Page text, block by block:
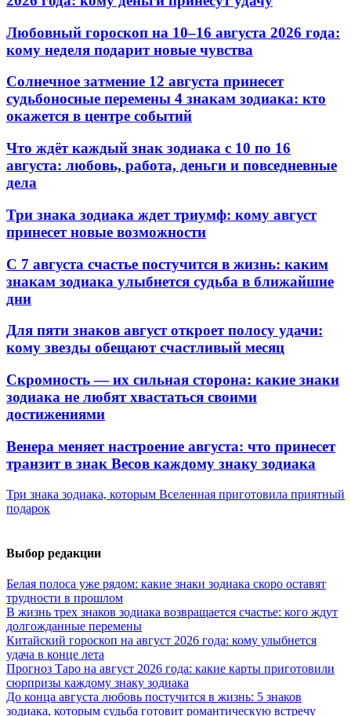
Любовный гороскоп на 10–16 августа 2026 года:
кому неделя подарит новые чувства
Солнечное затмение 12 августа принесет
судьбоносные перемены 4 знакам зодиака: кто
окажется в центре событий
Что ждёт каждый знак зодиака с 10 по 16
августа: любовь, работа, деньги и повседневные
дела
Три знака зодиака ждет триумф: кому август
принесет новые возможности
С 7 августа счастье постучится в жизнь: каким
знакам зодиака улыбнется судьба в ближайшие
дни
Для пяти знаков август откроет полосу удачи:
кому звезды обещают счастливый месяц
Скромность — их сильная сторона: какие знаки
зодиака не любят хвастаться своими
достижениями
Венера меняет настроение августа: что принесет
транзит в знак Весов каждому знаку зодиака
Три знака зодиака, которым Вселенная приготовила приятный
подарок
Выбор редакции
Белая полоса уже рядом: какие знаки зодиака скоро оставят
трудности в прошлом
В жизнь трех знаков зодиака возвращается счастье: кого ждут
долгожданные перемены
Китайский гороскоп на август 2026 года: кому улыбнется
удача в конце лета
Прогноз Таро на август 2026 года: какие карты приготовили
сюрпризы каждому знаку зодиака
До конца августа любовь постучится в жизнь: 5 знаков
зодиака, которым судьба готовит романтическую встречу